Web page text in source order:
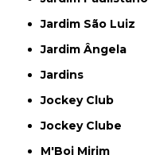
Jardim São Luiz
Jardim Ângela
Jardins
Jockey Club
Jockey Clube
M'Boi Mirim